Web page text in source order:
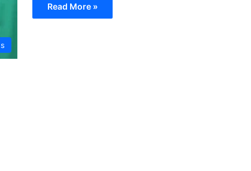
Read More »